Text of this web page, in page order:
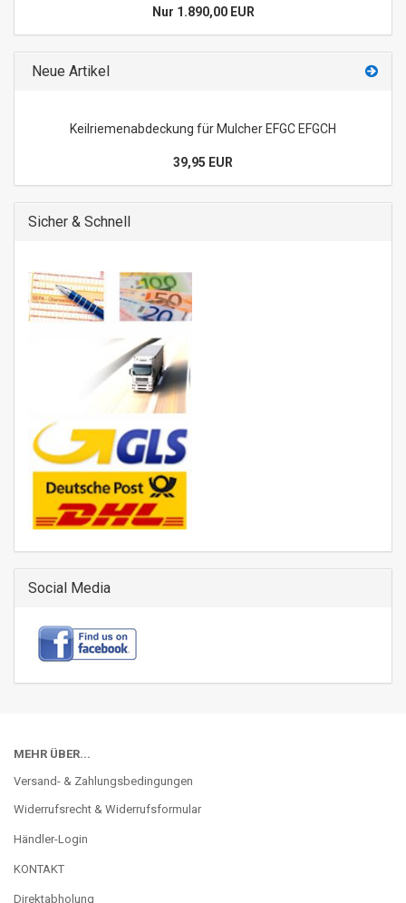
Nur 1.890,00 EUR
Neue Artikel
Keilriemenabdeckung für Mulcher EFGC EFGCH
39,95 EUR
Sicher & Schnell
Social Media
MEHR ÜBER...
Versand- & Zahlungsbedingungen
Widerrufsrecht & Widerrufsformular
Händler-Login
KONTAKT
Direktabholung